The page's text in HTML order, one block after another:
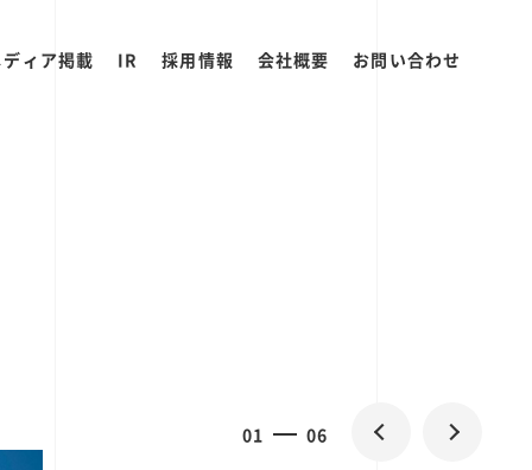
ィア掲載 IR 採用情報 会社概要 お問い合わせ
0 06